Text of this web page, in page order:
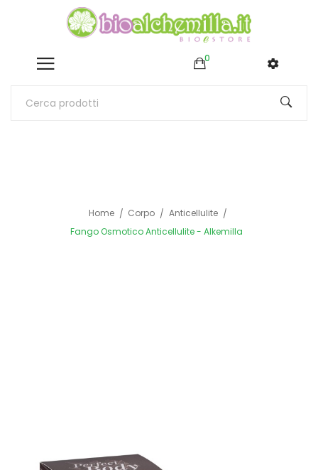
0
Home Corpo
Anticellulite
Fango Osmotico Anticellulite - Alkemilla